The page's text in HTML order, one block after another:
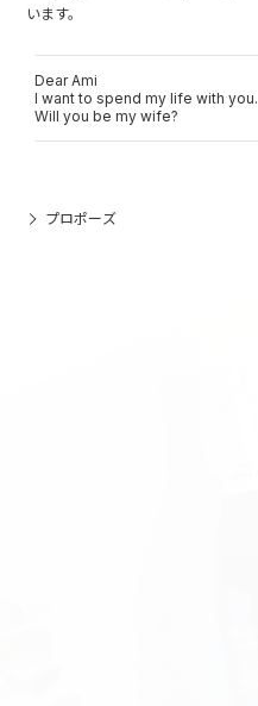
います。
Dear Ami
I want to spend my life with you.
Will you be my wife?
プロポーズ